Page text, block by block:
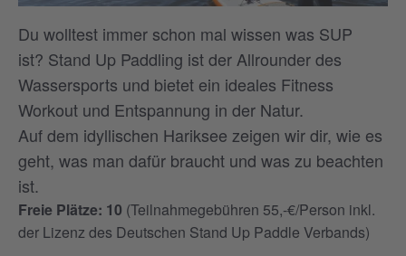
Du wolltest immer schon mal wissen was SUP
ist? Stand Up Paddling ist der Allrounder des
Wassersports und bietet ein ideales Fitness
Workout und Entspannung in der Natur.
Auf dem idyllischen Hariksee zeigen wir dir, wie es
geht, was man dafür braucht und was zu beachten
ist.
Freie Plätze: 10 (Teilnahmegebühren 55,-€/Person inkl.
der Lizenz des Deutschen Stand Up Paddle Verbands)